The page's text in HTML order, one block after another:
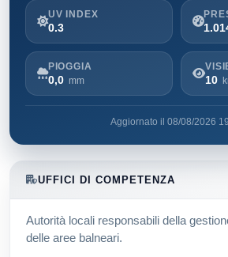
UV INDEX
0.3
PIOGGIA
0,0 mm 10
Aggiornato il 08/08/2026
UFFICI DI COMPETENZA
Autorità locali responsabili della
delle aree balneari.